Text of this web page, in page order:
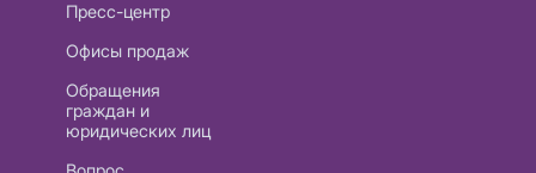
Пресс-центр
Офисы продаж
Обращения
граждан и
юридических лиц